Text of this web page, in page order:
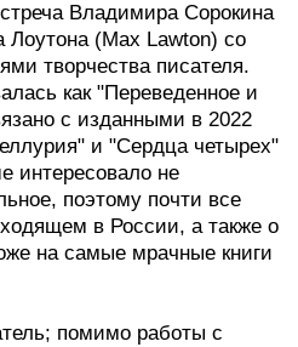
Владимира Сорокина
Лоутона (Max Lawton) со
творчества писателя.
как "Переведенное и
с изданными в 2022
и "Сердца четырех"
интересовало не
поэтому почти все
в России, а также о
на самые мрачные книги
помимо работы с